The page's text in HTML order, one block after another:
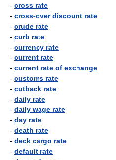
- cross rate
- cross-over discount rate
- crude rate
- curb rate
- currency rate
- current rate
- current rate of exchange
- customs rate
- cutback rate
- daily rate
- daily wage rate
- day rate
- death rate
- deck cargo rate
- default rate